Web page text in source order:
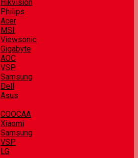
Hikvision
Philips
Acer
MSI
Viewsonic
Gigabyte
AOC
VSP
Samsung
Dell
Asus
COOCAA
Xiaomi
Samsung
VSP
LG